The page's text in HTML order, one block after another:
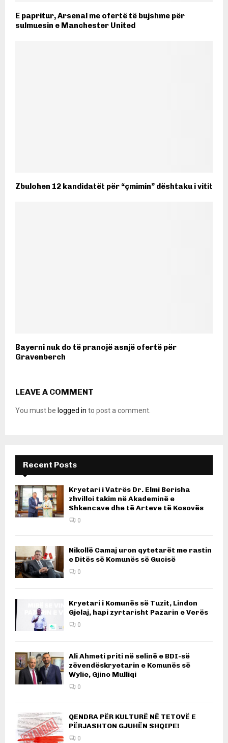
E papritur, Arsenal me ofertë të bujshme për
sulmuesin e Manchester United
Zbulohen 12 kandidatët për “çmimin” dështaku i vitit
Bayerni nuk do të pranojë asnjë ofertë për
Gravenberch
LEAVE A COMMENT
You must be logged in to post a comment.
Recent Posts
Kryetari i Vatrës Dr. Elmi Berisha
zhvilloi takim në Akademinë e
Shkencave dhe të Arteve të Kosovës
0
Nikollë Camaj uron qytetarët me rastin
e Ditës së Komunës së Gucisë
0
Kryetari i Komunës së Tuzit, Lindon
Gjelaj, hapi zyrtarisht Pazarin e Verës
0
Ali Ahmeti priti në selinë e BDI-së
zëvendëskryetarin e Komunës së
Wylie, Gjino Mulliqi
0
QENDRA PËR KULTURË NË TETOVË E
PËRJASHTON GJUHËN SHQIPE!
0